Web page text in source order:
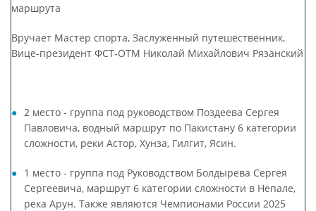
маршрута
Вручает Мастер спорта, Заслуженный путешественник,
Вице-президент ФСТ-ОТМ Николай Михайлович Рязанский
2 место - группа под руководством Поздеева Сергея
Павловича, водный маршрут по Пакистану 6 категории
сложности, реки Астор, Хунза, Гилгит, Ясин.
1 место - группа под Руководством Болдырева Сергея
Сергеевича, маршрут 6 категории сложности в Непале,
река Арун. Также являются Чемпионами России 2025